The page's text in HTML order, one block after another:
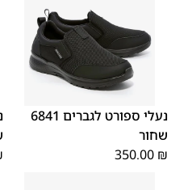
40
41
42
43
נעלי ספורט לגברים 6841
שחור
350.00 ₪